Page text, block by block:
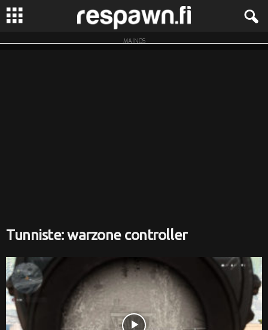
R
MAINOS
Tunniste: warzone controller